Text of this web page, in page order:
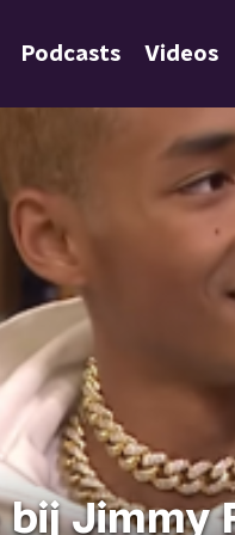
Podcasts Videos
Jimmy